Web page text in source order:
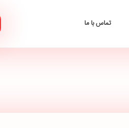
تماس با ما